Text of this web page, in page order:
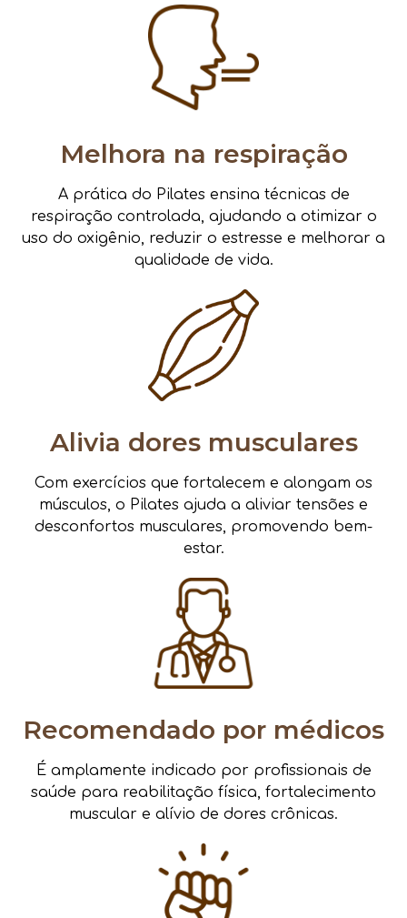
Melhora na respiração
A prática do Pilates ensina técnicas de
respiração controlada, ajudando a otimizar o
uso do oxigênio, reduzir o estresse e melhorar a
qualidade de vida.
Alivia dores musculares
Com exercícios que fortalecem e alongam os
músculos, o Pilates ajuda a aliviar tensões e
desconfortos musculares, promovendo bem-
estar.
Recomendado por médicos
É amplamente indicado por profissionais de
saúde para reabilitação física, fortalecimento
muscular e alívio de dores crônicas.